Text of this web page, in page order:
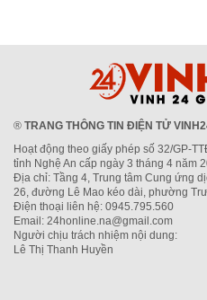
® TRANG THÔNG TIN ĐIỆN TỬ
Hoạt động theo giấy phép số 32/GP-
tỉnh Nghệ An cấp ngày 3 tháng 4 năm
Địa chỉ: Tầng 4, Trung tâm Cung ứng
26, đường Lê Mao kéo dài, phường
Điện thoại liên hệ: 0945.795.560
Email: 24honline.na@gmail.com
Người chịu trách nhiệm nội dung:
Lê Thị Thanh Huyền